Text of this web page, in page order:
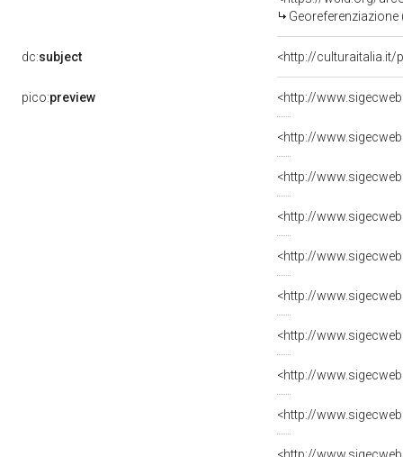
Georeferenziazione
dc:subject <http://culturaitalia.it/
pico:preview
<http://
<http://
<http://
<http://
<http://